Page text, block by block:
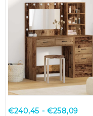
€240,45 - €258,09